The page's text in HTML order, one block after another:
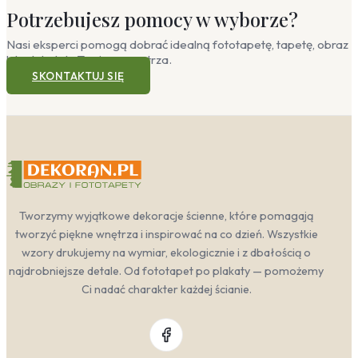
geometrycznym, wprowadzą spokój i harmonię, nie
odciągając uwagi od odpoczynku. Połącz je z
dodatkami w stylu loftowym: wiszącą lampą na długim
kablu, regałem z surowych desek czy stalowymi
ramami obrazów. Dzięki takiej aranżacji nawet małe
pomieszczenie zyska głębię i industrialny sznyt, a Ty
Industrialny — w jakich
pomieszczeniach sprawdzi się
najlepiej?
Styl loftowy to nie tylko surowe materiały, ale przede
wszystkim umiejętność budowania nastroju.
Odpowiednio dobrana dekoracja ścienna potrafi nadać
charakteru każdemu wnętrzu, podkreślając jego
surowy, miejski klimat. Sprawdź, w których pokojach
industrialne wzory wybrzmiewają najpełniej.
Potrzebujesz pomocy w wyborze?
Nasi eksperci pomogą dobrać idealną fototapetę, tapetę, obraz
lub plakat do Twojego wnętrza.
SKONTAKTUJ SIĘ
Tworzymy wyjątkowe dekoracje ścienne, które pomagają
tworzyć piękne wnętrza i inspirować na co dzień. Wszystkie
wzory drukujemy na wymiar, ekologicznie i z dbałością o
najdrobniejsze detale. Od fototapet po plakaty — pomożemy
Ci nadać charakter każdej ścianie.